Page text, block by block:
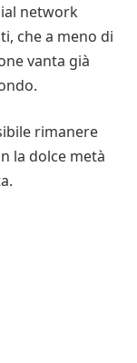
network
che a meno di
vanta già
rimanere
la dolce metà